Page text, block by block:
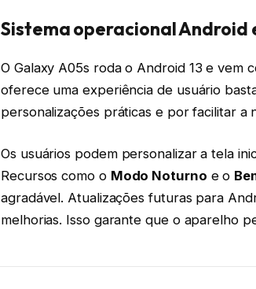
Sistema operacional Android
O Galaxy A05s roda o Android 13 e vem
oferece uma experiência de usuário
personalizações práticas e por facilitar a
Os usuários podem personalizar a tela
Recursos como o Modo Noturno e o
agradável. Atualizações futuras para
melhorias. Isso garante que o aparelho